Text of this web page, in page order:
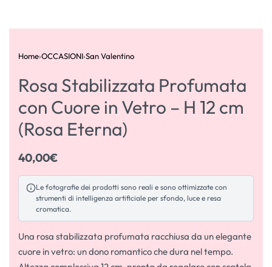
Home›OCCASIONI›San Valentino
Rosa Stabilizzata Profumata
con Cuore in Vetro – H 12 cm
(Rosa Eterna)
40,00€
Le fotografie dei prodotti sono reali e sono ottimizzate con
strumenti di intelligenza artificiale per sfondo, luce e resa
cromatica.
Una rosa stabilizzata profumata racchiusa da un elegante
cuore in vetro: un dono romantico che dura nel tempo.